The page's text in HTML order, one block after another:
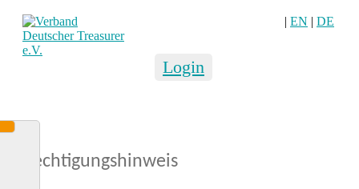
| EN | DE
Login
Berechtigungshinweis